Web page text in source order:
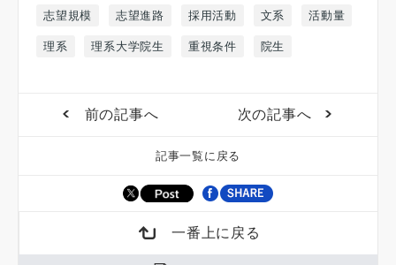
志望規模 志望進路 採用活動 文系 活動量
理系 理系大学院生 重視条件 院生
前の記事へ 次の記事へ
記事一覧に戻る
一番上に戻る